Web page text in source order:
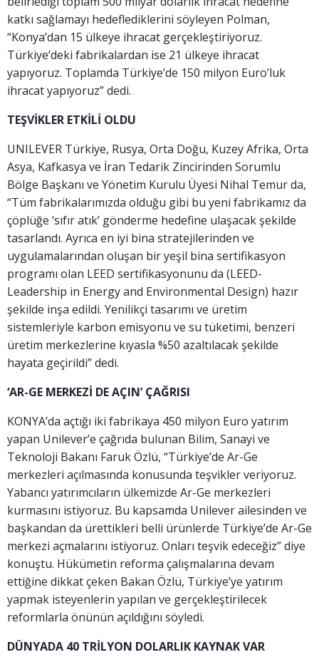
katkı sağlamayı hedeflediklerini söyleyen Polman,
“Konya’dan 15 ülkeye ihracat gerçekleştiriyoruz.
Türkiye’deki fabrikalardan ise 21 ülkeye ihracat
yapıyoruz. Toplamda Türkiye’de 150 milyon Euro’luk
ihracat yapıyoruz” dedi.
TEŞVİKLER ETKİLİ OLDU
UNILEVER Türkiye, Rusya, Orta Doğu, Kuzey Afrika, Orta
Asya, Kafkasya ve İran Tedarik Zincirinden Sorumlu
Bölge Başkanı ve Yönetim Kurulu Üyesi Nihal Temur da,
“Tüm fabrikalarımızda olduğu gibi bu yeni fabrikamız da
çöplüğe ‘sıfır atık’ gönderme hedefine ulaşacak şekilde
tasarlandı. Ayrıca en iyi bina stratejilerinden ve
uygulamalarından oluşan bir yeşil bina sertifikasyon
programı olan LEED sertifikasyonunu da (LEED-
Leadership in Energy and Environmental Design) hazır
şekilde inşa edildi. Yenilikçi tasarımı ve üretim
sistemleriyle karbon emisyonu ve su tüketimi, benzeri
üretim merkezlerine kıyasla %50 azaltılacak şekilde
hayata geçirildi” dedi.
‘AR-GE MERKEZİ DE AÇIN’ ÇAĞRISI
KONYA’da açtığı iki fabrikaya 450 milyon Euro yatırım
yapan Unilever’e çağrıda bulunan Bilim, Sanayi ve
Teknoloji Bakanı Faruk Özlü, “Türkiye’de Ar-Ge
merkezleri açılmasında konusunda teşvikler veriyoruz.
Yabancı yatırımcıların ülkemizde Ar-Ge merkezleri
kurmasını istiyoruz. Bu kapsamda Unilever ailesinden ve
başkandan da ürettikleri belli ürünlerde Türkiye’de Ar-Ge
merkezi açmalarını istiyoruz. Onları teşvik edeceğiz” diye
konuştu. Hükümetin reforma çalışmalarına devam
ettiğine dikkat çeken Bakan Özlü, Türkiye’ye yatırım
yapmak isteyenlerin yapılan ve gerçekleştirilecek
reformlarla önünün açıldığını söyledi.
DÜNYADA 40 TRİLYON DOLARLIK KAYNAK VAR